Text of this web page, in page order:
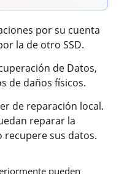
por su cuenta
la de otro SSD.
de Datos,
de daños físicos.
de reparación local.
reparar la
recupere sus datos.
pueden